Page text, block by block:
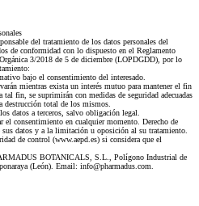
del tratamiento de los datos personales del
de conformidad con lo dispuesto en el Reglamento
3/2018 de 5 de diciembre (LOPDGDD), por lo
bajo el consentimiento del interesado.
mientras exista un interés mutuo para mantener el fin
tal fin, se suprimirán con medidas de seguridad adecuadas
destrucción total de los mismos.
datos a terceros, salvo obligación legal.
el consentimiento en cualquier momento. Derecho de
datos y a la limitación u oposición al su tratamiento.
de control (www.aepd.es) si considera que el
BOTANICALS, S.L., Polígono Industrial de
(León). Email: info@pharmadus.com.